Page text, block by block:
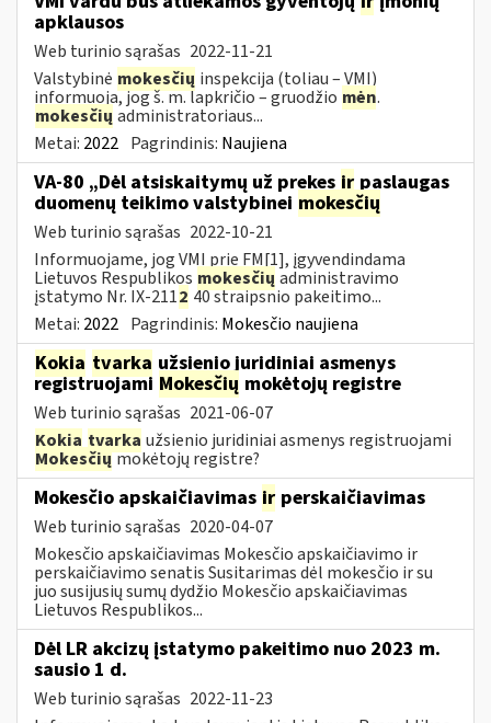
apklausos
Web turinio sąrašas 2022-11-21
Valstybinė mokesčių inspekcija (toliau – VMI)
informuoja, jog š. m. lapkričio – gruodžio mėn.
mokesčių administratoriaus...
Metai: 2022 Pagrindinis: Naujiena
VA-80 „Dėl atsiskaitymų už prekes ir paslaugas
duomenų teikimo valstybinei mokesčių
Web turinio sąrašas 2022-10-21
Informuojame, jog VMI prie FM[1], įgyvendindama
Lietuvos Respublikos mokesčių administravimo
įstatymo Nr. IX-2112 40 straipsnio pakeitimo...
Metai: 2022 Pagrindinis: Mokesčio naujiena
Kokia tvarka užsienio juridiniai asmenys
registruojami Mokesčių mokėtojų registre
Web turinio sąrašas 2021-06-07
Kokia tvarka užsienio juridiniai asmenys registruojami
Mokesčiųmokėtojų registre?
Mokesčio apskaičiavimas ir perskaičiavimas
Web turinio sąrašas 2020-04-07
Mokesčio apskaičiavimas Mokesčio apskaičiavimo ir
perskaičiavimo senatis Susitarimas dėl mokesčio ir su
juo susijusių sumų dydžio Mokesčio apskaičiavimas
Lietuvos Respublikos...
Dėl LR akcizų įstatymo pakeitimo nuo 2023 m.
sausio 1 d.
Web turinio sąrašas 2022-11-23